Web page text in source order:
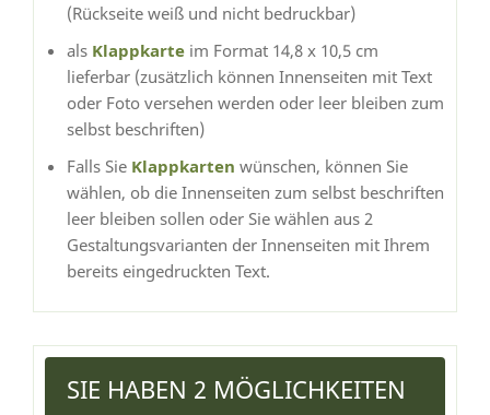
(Rückseite weiß und nicht bedruckbar)
als Klappkarte im Format 14,8 x 10,5 cm
lieferbar (zusätzlich können Innenseiten mit Text
oder Foto versehen werden oder leer bleiben zum
selbst beschriften)
Falls Sie Klappkarten wünschen, können Sie
wählen, ob die Innenseiten zum selbst beschriften
leer bleiben sollen oder Sie wählen aus 2
Gestaltungsvarianten der Innenseiten mit Ihrem
bereits eingedruckten Text.
SIE HABEN 2 MÖGLICHKEITEN